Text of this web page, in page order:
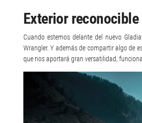
Exterior reconocible
Cuando estemos delante del nuevo
Wrangler. Y además de compartir algo de
que nos aportará gran versatilidad,